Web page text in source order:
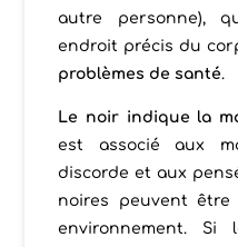
autre personne),
endroit précis du
problèmes de santé.
Le noir indique la
est associé aux
discorde et aux
noires peuvent
environnement.